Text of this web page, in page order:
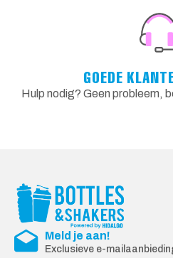
GOEDE
Hulp nodig? Geen probleem,
Meld je aan!
Exclusieve e-